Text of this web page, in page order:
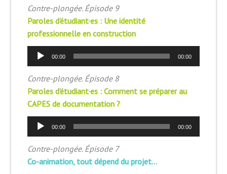
Contre-plongée. Épisode 9
Paroles d’étudiant·es : Une identité
professionnelle en construction
Lecteur
audio
00:00 00:00
Contre-plongée. Épisode 8
Paroles d’étudiant·es : Comment se préparer au
CAPES de documentation ?
Lecteur
audio
00:00 00:00
Contre-plongée. Épisode 7
Co-animation, tout dépend du projet…